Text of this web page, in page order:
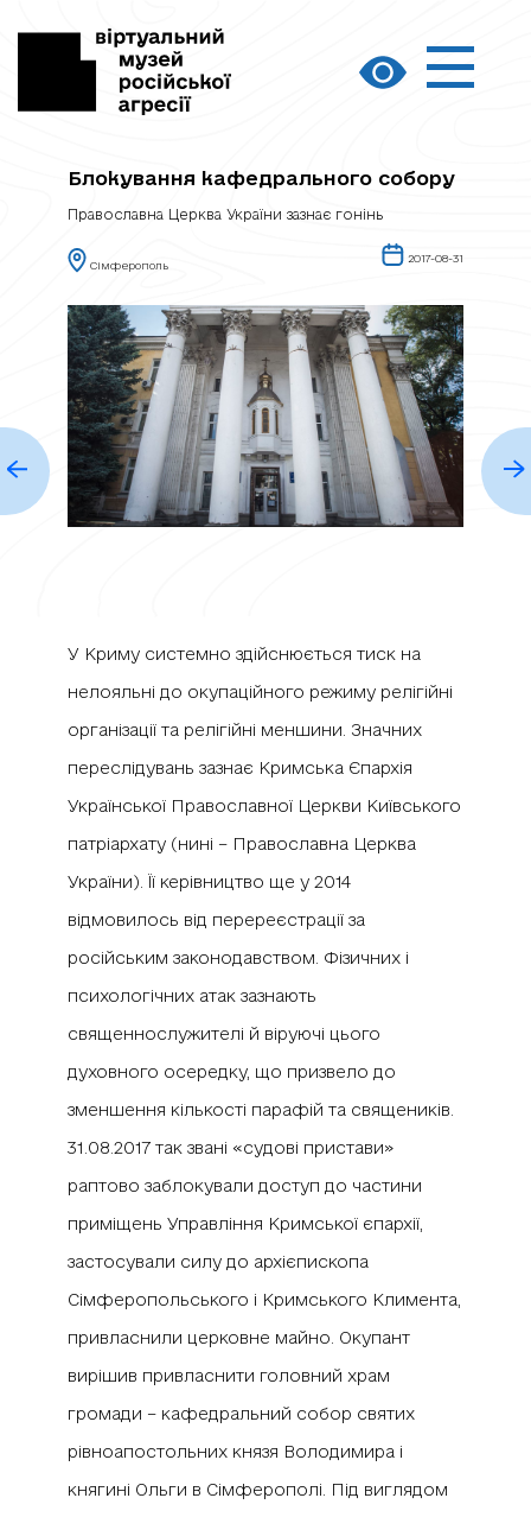
Блокування кафедрального собору
Православна Церква України зазнає гонінь
Сімферополь
2017-08-31
У Криму системно здійснюється тиск на
нелояльні до окупаційного режиму релігійні
організації та релігійні меншини. Значних
переслідувань зазнає Кримська Єпархія
Української Православної Церкви Київського
патріархату (нині – Православна Церква
України). Її керівництво ще у 2014
відмовилось від перереєстрації за
російським законодавством. Фізичних і
психологічних атак зазнають
священнослужителі й віруючі цього
духовного осередку, що призвело до
зменшення кількості парафій та священиків.
31.08.2017 так звані «судові пристави»
раптово заблокували доступ до частини
приміщень Управління Кримської єпархії,
застосували силу до архієпископа
Сімферопольського і Кримського Климента,
привласнили церковне майно. Окупант
вирішив привласнити головний храм
громади – кафедральний собор святих
рівноапостольних князя Володимира і
княгині Ольги в Сімферополі. Під виглядом